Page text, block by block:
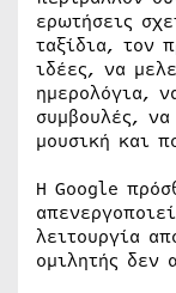
ερωτήσεις
ταξίδια, τον
ιδέες, να
ημερολόγια,
συμβουλές,
μουσική και
Η Google
λειτουργία
ομιλητής δεν